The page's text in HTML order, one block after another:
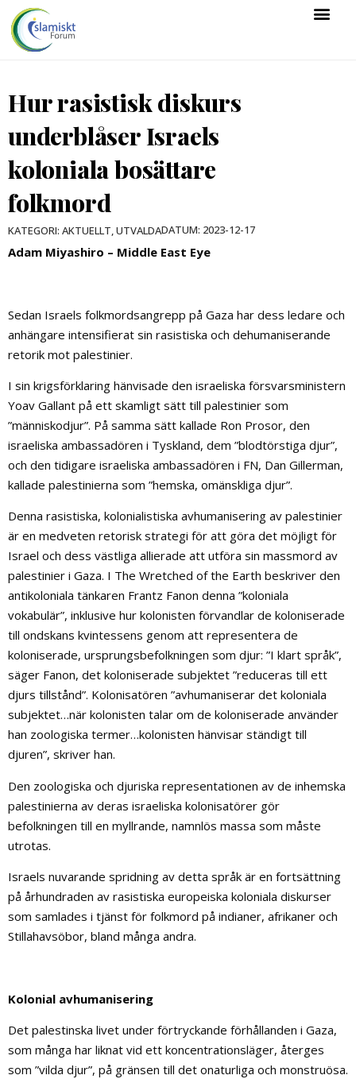
Hur rasistisk diskurs
underblåser Israels
koloniala bosättare
folkmord
KATEGORI: AKTUELLT,UTVALDADATUM: 2023-12-17
Adam Miyashiro – Middle East Eye
Sedan Israels folkmordsangrepp på Gaza har dess ledare och
anhängare intensifierat sin rasistiska och dehumaniserande
retorik mot palestinier.
I sin krigsförklaring hänvisade den israeliska försvarsministern
Yoav Gallant på ett skamligt sätt till palestinier som
”människodjur”. På samma sätt kallade Ron Prosor, den
israeliska ambassadören i Tyskland, dem ”blodtörstiga djur”,
och den tidigare israeliska ambassadören i FN, Dan Gillerman,
kallade palestinierna som ”hemska, omänskliga djur”.
Denna rasistiska, kolonialistiska avhumanisering av palestinier
är en medveten retorisk strategi för att göra det möjligt för
Israel och dess västliga allierade att utföra sin massmord av
palestinier i Gaza. I The Wretched of the Earth beskriver den
antikoloniala tänkaren Frantz Fanon denna ”koloniala
vokabulär”, inklusive hur kolonisten förvandlar de koloniserade
till ondskans kvintessens genom att representera de
koloniserade, ursprungsbefolkningen som djur: ”I klart språk”,
säger Fanon, det koloniserade subjektet ”reduceras till ett
djurs tillstånd”. Kolonisatören ”avhumaniserar det koloniala
subjektet…när kolonisten talar om de koloniserade använder
han zoologiska termer…kolonisten hänvisar ständigt till
djuren”, skriver han.
Den zoologiska och djuriska representationen av de inhemska
palestinierna av deras israeliska kolonisatörer gör
befolkningen till en myllrande, namnlös massa som måste
utrotas.
Israels nuvarande spridning av detta språk är en fortsättning
på århundraden av rasistiska europeiska koloniala diskurser
som samlades i tjänst för folkmord på indianer, afrikaner och
Stillahavsöbor, bland många andra.
Kolonial avhumanisering
Det palestinska livet under förtryckande förhållanden i Gaza,
som många har liknat vid ett koncentrationsläger, återges
som ”vilda djur”, på gränsen till det onaturliga och monstruösa.